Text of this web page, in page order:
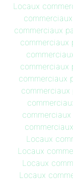
Locaux
commerciaux
commerciaux
commerciaux
commerciaux
commerciaux
Locaux
Locaux
Locaux
Locaux